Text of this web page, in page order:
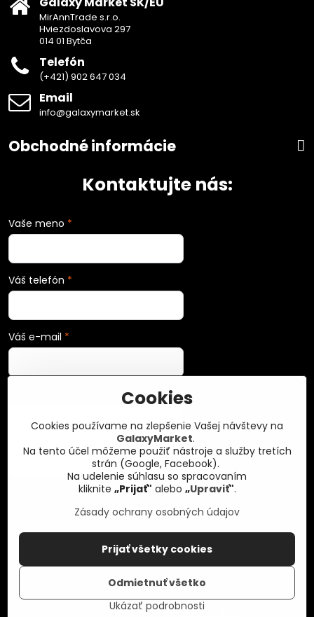
MirAnnTrade s.r.o.
Hviezdoslavova 297
014 01 Bytča
Telefón
(+421) 902 647 034
Email
info@galaxymarket.sk
Obchodné informácie
Kontaktujte nás:
Vaše meno *
Váš telefón *
Váš e-mail *
©2026Copyright
Predvoľby súkromiaZásady ochrany osobných údajov
Vytvorené pomocou:BiznisWeb.sk
Cookies
Cookies používame na zlepšenie Vašej návštevy na
GalaxyMarket.
Na tento účel môžeme použiť nástroje a služby tretích
strán (Google, Facebook).
Na udelenie súhlasu so spracovaním
kliknite „Prijať" alebo „Upraviť".
Zásady ochrany osobných údajov
Ukázať podrobnosti
Prijať všetky cookies
Odmietnuť všetko